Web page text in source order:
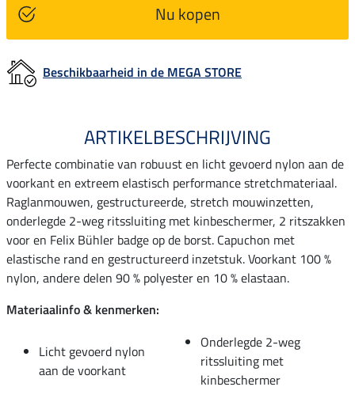
Nu kopen
Beschikbaarheid in de MEGA STORE
ARTIKELBESCHRIJVING
Perfecte combinatie van robuust en licht gevoerd nylon aan de
voorkant en extreem elastisch performance stretchmateriaal.
Raglanmouwen, gestructureerde, stretch mouwinzetten,
onderlegde 2-weg ritssluiting met kinbeschermer, 2 ritszakken
voor en Felix Bühler badge op de borst. Capuchon met
elastische rand en gestructureerd inzetstuk. Voorkant 100 %
nylon, andere delen 90 % polyester en 10 % elastaan.
Materiaalinfo & kenmerken:
Licht gevoerd nylon
aan de voorkant
Onderlegde 2-weg
ritssluiting met
kinbeschermer